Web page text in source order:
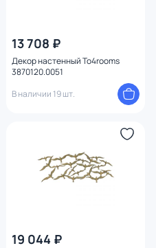
13 708 ₽
Декор настенный To4rooms
3870120.0051
В наличии 19 шт.
19 044 ₽